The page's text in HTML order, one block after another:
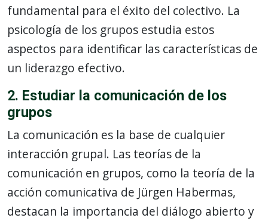
fundamental para el éxito del colectivo. La
psicología de los grupos estudia estos
aspectos para identificar las características de
un liderazgo efectivo.
2. Estudiar la comunicación de los
grupos
La comunicación es la base de cualquier
interacción grupal. Las teorías de la
comunicación en grupos, como la teoría de la
acción comunicativa de Jürgen Habermas,
destacan la importancia del diálogo abierto y